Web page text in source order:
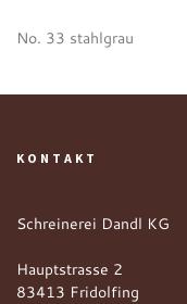
No. 33 stahlgrau
KONTAKT
Schreinerei Dandl KG
Hauptstrasse 2
83413 Fridolfing